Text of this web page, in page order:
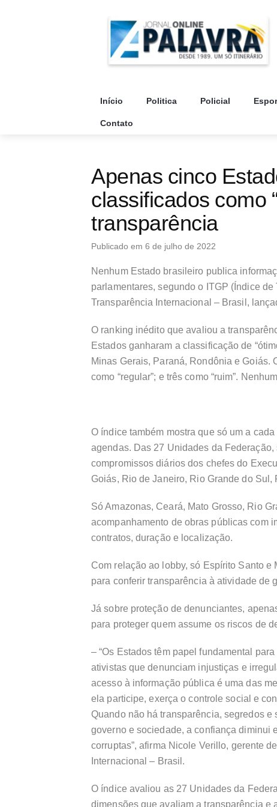
Início Politica Policial
Contato
Apenas cinco
classificados como
transparência
Publicado em 6 de julho de 2022
Nenhum Estado brasileiro publica
parlamentares, segundo o ITGP (Índice
Transparência Internacional – Brasil,
O ranking inédito que avaliou a
Estados ganharam a classificação de
Minas Gerais, Paraná, Rondônia e Goiás.
como “regular”; e três como “ruim”.
O índice também mostra que só um a
agendas. Das 27 Unidades da
compromissos diários dos chefes do
Goiás, Rio de Janeiro, Rio Grande do Sul,
Só Amazonas, Ceará, Mato Grosso, Rio
acompanhamento de obras públicas com
contratos, duração e localização.
Com relação ao lobby, só Espírito Santo
para conferir transparência à atividade de
Já sobre proteção de denunciantes,
para proteger quem assume os riscos de
– “Os Estados têm papel fundamental
ativistas que denunciam injustiças e
acesso à informação pública é uma das
ela participe, exerça o controle social e
Quando não há transparência, segredos
governo e sociedade, a confiança diminui
corruptas”, afirma Nicole Verillo, gerente
Internacional – Brasil.
O índice avaliou as 27 Unidades da
dimensões que avaliam a transparência e